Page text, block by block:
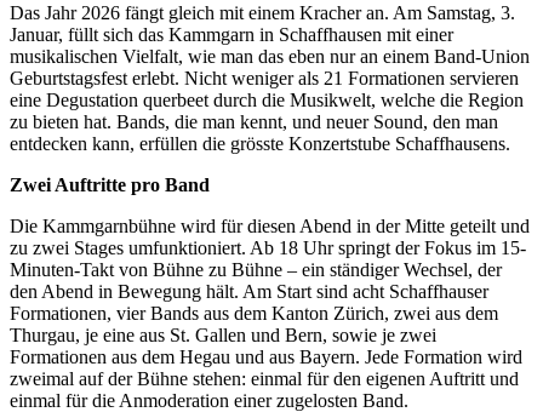
Das Jahr 2026 fängt gleich mit einem Kracher an. Am Samstag, 3.
Januar, füllt sich das Kammgarn in Schaffhausen mit einer
musikalischen Vielfalt, wie man das eben nur an einem Band-Union
Geburtstagsfest erlebt. Nicht weniger als 21 Formationen servieren
eine Degustation querbeet durch die Musikwelt, welche die Region
zu bieten hat. Bands, die man kennt, und neuer Sound, den man
entdecken kann, erfüllen die grösste Konzertstube Schaffhausens.
Zwei Auftritte pro Band
Die Kammgarnbühne wird für diesen Abend in der Mitte geteilt und
zu zwei Stages umfunktioniert. Ab 18 Uhr springt der Fokus im 15-
Minuten-Takt von Bühne zu Bühne – ein ständiger Wechsel, der
den Abend in Bewegung hält. Am Start sind acht Schaffhauser
Formationen, vier Bands aus dem Kanton Zürich, zwei aus dem
Thurgau, je eine aus St. Gallen und Bern, sowie je zwei
Formationen aus dem Hegau und aus Bayern. Jede Formation wird
zweimal auf der Bühne stehen: einmal für den eigenen Auftritt und
einmal für die Anmoderation einer zugelosten Band.